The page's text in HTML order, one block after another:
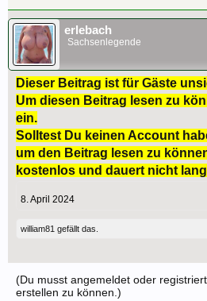
erlebach
Sachsenlegende
Dieser Beitrag ist für Gäste
Um diesen Beitrag lesen zu
ein.
Solltest Du keinen Account
um den Beitrag lesen zu
kostenlos und dauert nicht
8. April 2024
william81 gefällt das.
(Du musst angemeldet oder
erstellen zu können.)